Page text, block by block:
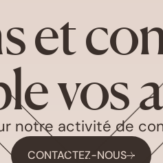
et
vos
notre activité de
CONTACTEZ-NOUS